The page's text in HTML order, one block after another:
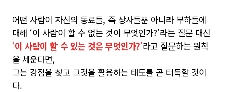
어떤 사람이 자신의 동료들, 즉 상사들뿐 아니라 부하들에
대해 ‘이 사람이 할 수 없는 것이 무엇인가?’라는 질문 대신
‘이 사람이 할 수 있는 것은 무엇인가?’라고 질문하는 원칙
을 세운다면,
그는 강점을 찾고 그것을 활용하는 태도를 곧 터득할 것이
다.